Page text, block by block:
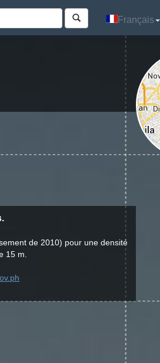
Français
de 2010) pour une densité
15 m.
Français